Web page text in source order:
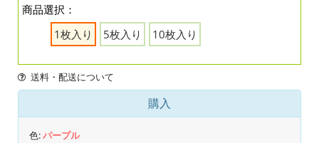
商品選択：
1枚入り
5枚入り 10枚入り
送料・配送について
購入
色:パープル